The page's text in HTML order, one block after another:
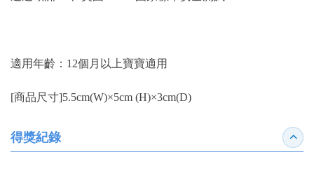
適用年齡：12個月以上寶寶適用
[商品尺寸]5.5cm(W)×5cm (H)×3cm(D)
得獎紀錄 收合